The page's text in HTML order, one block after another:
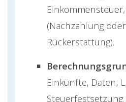
(Nachzahlung oder
Rückerstattung).
Einkünfte, Daten,
Steuerfestsetzung.